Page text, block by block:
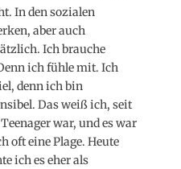
In den sozialen
aber auch
Ich brauche
ich fühle mit. Ich
denn ich bin
Das weiß ich, seit
war, und es war
oft eine Plage. Heute
ich es eher als